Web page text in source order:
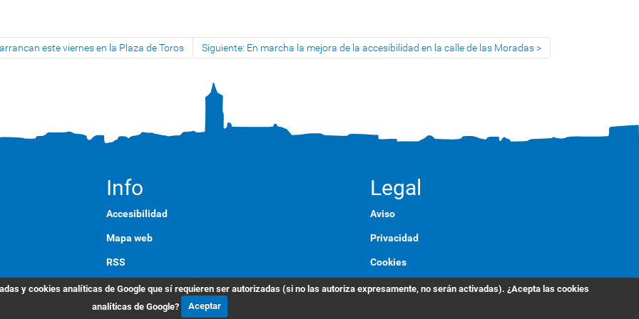
este viernes en la Plaza de Toros Siguiente: En marcha la mejora de la accesibilidad en la calle de las Moradas
Info
Accesibilidad
Mapa web
RSS
English
Legal
Aviso
Privacidad
Cookies
Marca
y cookies analíticas de Google que sí requieren ser autorizadas (si no las autoriza expresamente, no serán activadas). ¿Acepta las cookies
analíticas de Google?
Aceptar